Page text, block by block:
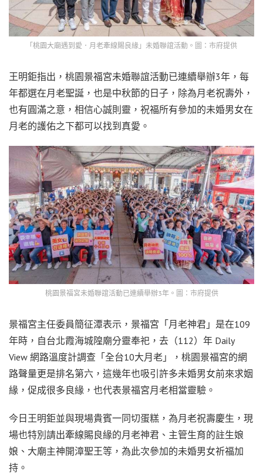
「桃園大廟遇到愛．月老牽線賜良緣」未婚聯誼活動。圖：市府提供
王明鉅指出，桃園景福宮未婚聯誼活動已連續舉辦3年，每
年都選在月老聖誕，也是中秋節的日子，除為月老祝壽外，
也有圓滿之意，相信心誠則靈，祝福所有參加的未婚男女在
月老的護佑之下都可以找到真愛。
桃園景福宮未婚聯誼活動已連續舉辦3年。圖：市府提供
景福宮主任委員簡征潭表示，景福宮「月老神君」是在109
年時，自台北霞海城隍廟分靈奉祀，去（112）年 Daily
View 網路溫度計調查「全台10大月老」，桃園景福宮的網
路聲量更是排名第六，這幾年也吸引許多未婚男女前來求姻
緣，促成很多良緣，也代表景福宮月老相當靈驗。
今日王明鉅並與現場貴賓一同切蛋糕，為月老祝壽慶生，現
場也特別請出牽線賜良緣的月老神君、主管生育的註生娘
娘、大廟主神開漳聖王等，為此次參加的未婚男女祈福加
持。